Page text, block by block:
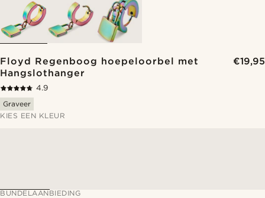
Floyd Regenboog hoepeloorbel met
Hangslothanger
€19,95
4.9
Graveer
KIES EEN KLEUR
BUNDELAANBIEDING